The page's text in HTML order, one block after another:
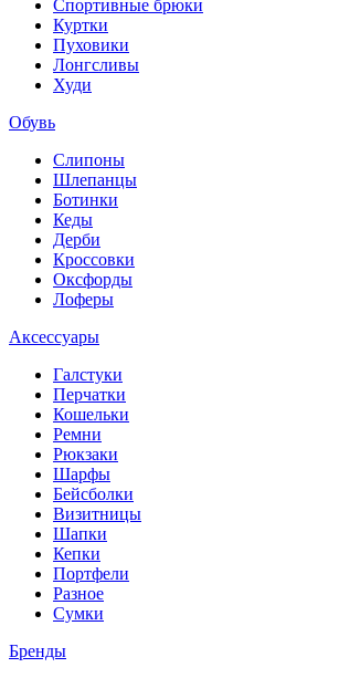
Спортивные брюки
Куртки
Пуховики
Лонгсливы
Худи
Обувь
Слипоны
Шлепанцы
Ботинки
Кеды
Дерби
Кроссовки
Оксфорды
Лоферы
Аксессуары
Галстуки
Перчатки
Кошельки
Ремни
Рюкзаки
Шарфы
Бейсболки
Визитницы
Шапки
Кепки
Портфели
Разное
Сумки
Бренды